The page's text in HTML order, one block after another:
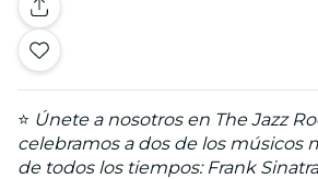
⭐ Únete a nosotros en The Jazz
celebramos a dos de los músicos
de todos los tiempos: Frank